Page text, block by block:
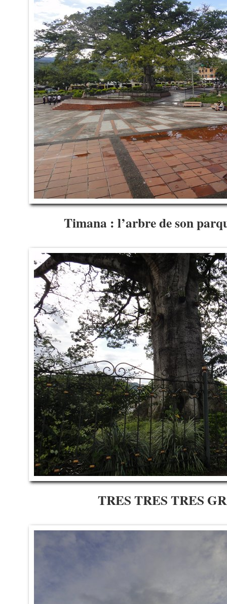
Timana : l’arbre de son
TRES TRES TRES